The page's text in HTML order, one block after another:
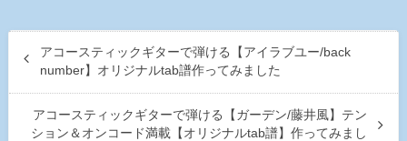
アコースティックギターで弾ける【アイラブユー/back
number】オリジナルtab譜作ってみました
アコースティックギターで弾ける【ガーデン/藤井風】テン
ション＆オンコード満載【オリジナルtab譜】作ってみまし